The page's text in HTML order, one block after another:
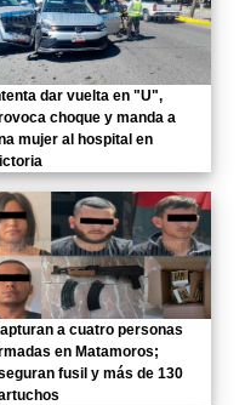
dar vuelta en "U",
choque y manda a
mujer al hospital en
a cuatro personas
en Matamoros;
fusil y más de 130